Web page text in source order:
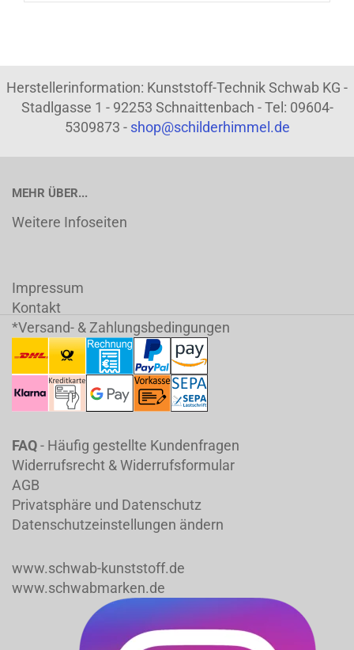
Herstellerinformation: Kunststoff-Technik Schwab KG -
Stadlgasse 1 - 92253 Schnaittenbach - Tel: 09604-
5309873 - shop@schilderhimmel.de
MEHR ÜBER...
Weitere Infoseiten
Impressum
Kontakt
*Versand- & Zahlungsbedingungen
FAQ- Häufig gestellte Kundenfragen
Widerrufsrecht & Widerrufsformular
AGB
Privatsphäre und Datenschutz
Datenschutzeinstellungen ändern
www.schwab-kunststoff.de
www.schwabmarken.de